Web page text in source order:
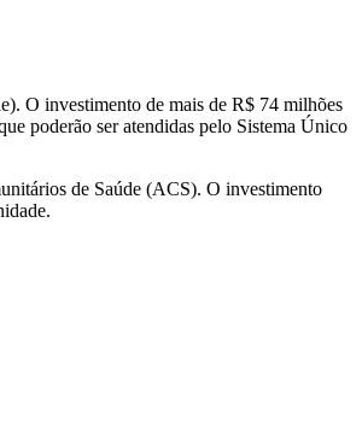
O investimento de mais de R$ 74 milhões
poderão ser atendidas pelo Sistema Único
de Saúde (ACS). O investimento